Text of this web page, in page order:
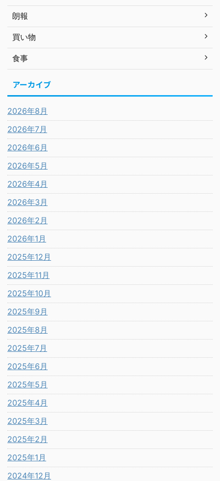
朗報
買い物
食事
アーカイブ
2026年8月
2026年7月
2026年6月
2026年5月
2026年4月
2026年3月
2026年2月
2026年1月
2025年12月
2025年11月
2025年10月
2025年9月
2025年8月
2025年7月
2025年6月
2025年5月
2025年4月
2025年3月
2025年2月
2025年1月
2024年12月